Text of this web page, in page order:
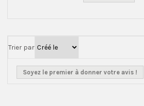
Trier par
Soyez le premier à donner votre avis !